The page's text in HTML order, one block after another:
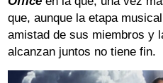
que, aunque la etapa
amistad de sus miembros y
alcanzan juntos no tiene fin.